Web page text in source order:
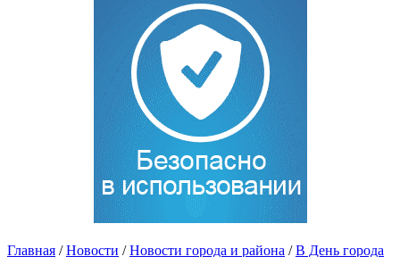
Главная / Новости / Новости города и района / В День города